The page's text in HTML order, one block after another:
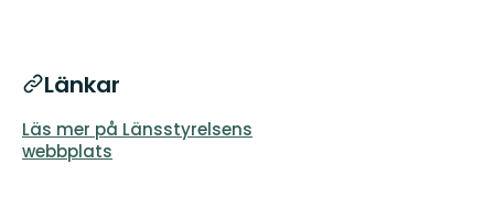
Länkar
Läs mer på Länsstyrelsens
webbplats